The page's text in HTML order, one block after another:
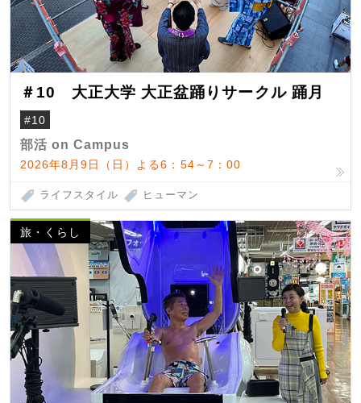
＃10 大正大学 大正盆踊りサークル 踊月
#10
部活 on Campus
2026年8月9日（日）よる6：54～7：00
ライフスタイル ヒューマン
旅・くらし